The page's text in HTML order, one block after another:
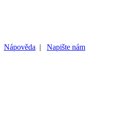
Nápověda | Napište nám